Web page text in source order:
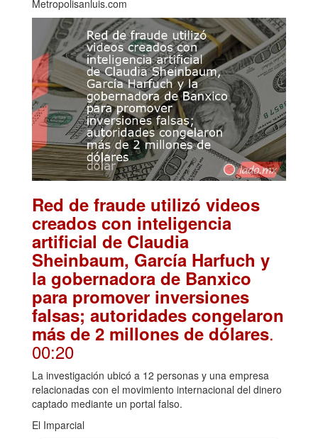
Metropolisanluis.com
Red de fraude utilizó videos
creados con inteligencia
artificial de Claudia
Sheinbaum, García Harfuch y
la gobernadora de Banxico
para promover inversiones
falsas; autoridades congelaron
más de 2 millones de dólares.
00:20
La investigación ubicó a 12 personas y una empresa
relacionadas con el movimiento internacional del dinero
captado mediante un portal falso.
El Imparcial